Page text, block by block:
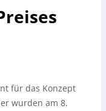
für das Konzept
wurden am 8.